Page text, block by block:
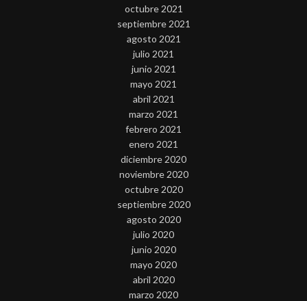
octubre 2021
septiembre 2021
agosto 2021
julio 2021
junio 2021
mayo 2021
abril 2021
marzo 2021
febrero 2021
enero 2021
diciembre 2020
noviembre 2020
octubre 2020
septiembre 2020
agosto 2020
julio 2020
junio 2020
mayo 2020
abril 2020
marzo 2020